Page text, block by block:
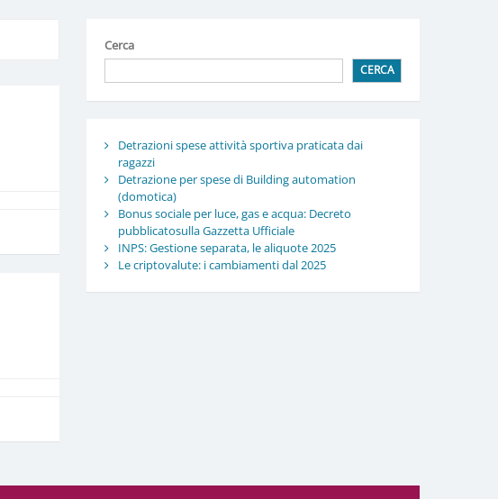
Cerca
CERCA
Detrazioni spese attività sportiva praticata dai
ragazzi
Detrazione per spese di Building automation
(domotica)
Bonus sociale per luce, gas e acqua: Decreto
pubblicatosulla Gazzetta Ufficiale
INPS: Gestione separata, le aliquote 2025
Le criptovalute: i cambiamenti dal 2025